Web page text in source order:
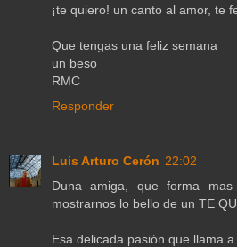
¡te quiero! un canto al amor, te
Que tengas una feliz semana
un beso
RMC
Responder
Luis Arturo Cerón 22:02
Duna amiga, que forma
mostrarnos lo bello de un TE
Esa delicada pasión que llama a